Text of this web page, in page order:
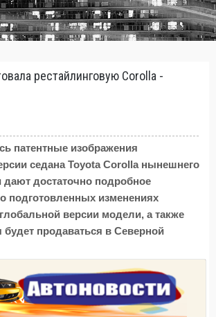
рестайлинговую Corolla -
патентные изображения
седана Toyota Corolla нынешнего
достаточно подробное
подготовленных изменениях
версии модели, а также
будет продаваться в Северной